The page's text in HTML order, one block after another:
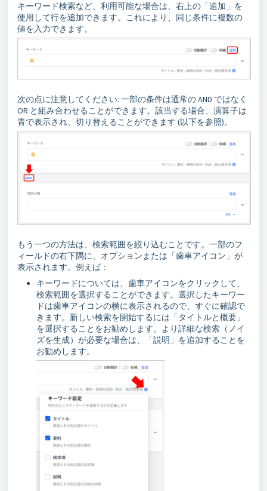
キーワード検索など、利用可能な場合は、右上の「追加」を
使用して行を追加できます。これにより、同じ条件に複数の
値を入力できます。
次の点に注意してください: 一部の条件は通常の AND ではなく
OR と組み合わせることができます。該当する場合、演算子は
青で表示され、切り替えることができます (以下を参照)。
もう一つの方法は、検索範囲を絞り込むことです。一部のフ
ィールドの右下隅に、オプションまたは「歯車アイコン」が
表示されます。例えば：
キーワードについては、歯車アイコンをクリックして、
検索範囲を選択することができます。選択したキーワー
ドは歯車アイコンの横に表示されるので、すぐに確認で
きます。新しい検索を開始するには「タイトルと概要」
を選択することをお勧めします。より詳細な検索（ノイ
ズを生成）が必要な場合は、「説明」を追加することを
お勧めします。